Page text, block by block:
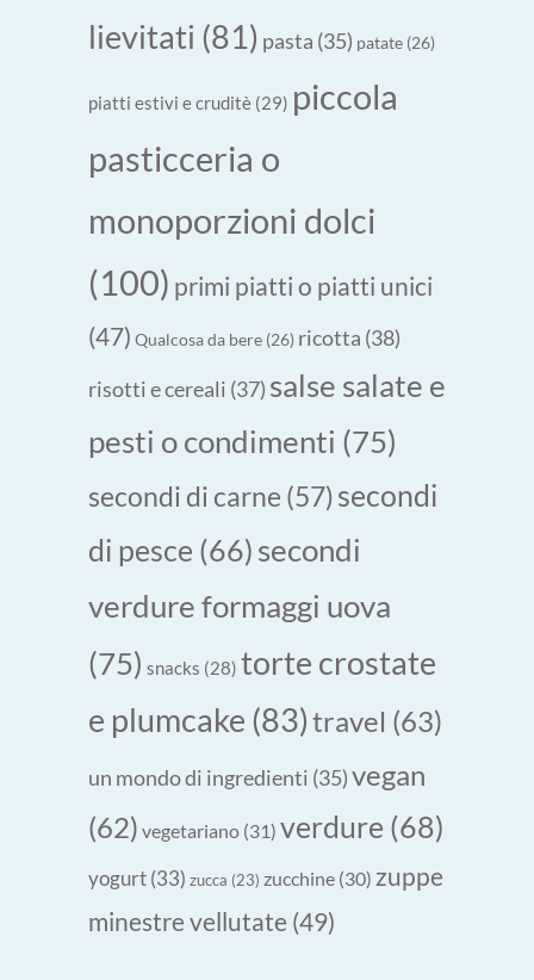
lievitati (81) pasta (35) patate (26)
piatti estivi e cruditè (29) piccola
pasticceria o
monoporzioni dolci
(100) primi piatti o piatti unici
(47) Qualcosa da bere (26) ricotta (38)
risotti e cereali (37) salse salate e
pesti o condimenti (75)
secondi di carne (57)secondi
di pesce (66) secondi
verdure formaggi uova
(75) snacks (28) torte crostate
e plumcake (83)travel (63)
un mondo di ingredienti (35)vegan
(62) vegetariano (31) verdure (68)
yogurt(33) zucca (23) zucchine (30) zuppe
minestre vellutate (49)